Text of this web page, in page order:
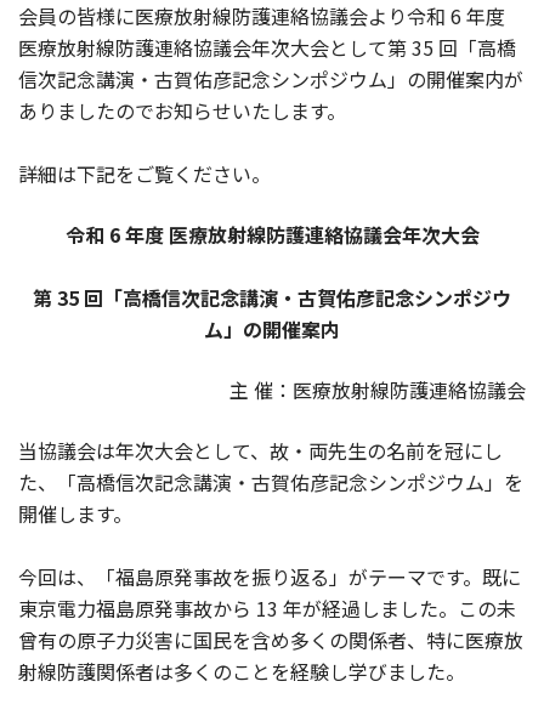
会員の皆様に医療放射線防護連絡協議会より令和 6 年度
医療放射線防護連絡協議会年次大会として第 35 回「高橋
信次記念講演・古賀佑彦記念シンポジウム」の開催案内が
ありましたのでお知らせいたします。
詳細は下記をご覧ください。
令和 6 年度 医療放射線防護連絡協議会年次大会
第 35 回「高橋信次記念講演・古賀佑彦記念シンポジウ
ム」の開催案内
主 催：医療放射線防護連絡協議会
当協議会は年次大会として、故・両先生の名前を冠にし
た、「高橋信次記念講演・古賀佑彦記念シンポジウム」を
開催します。
今回は、「福島原発事故を振り返る」がテーマです。既に
東京電力福島原発事故から 13 年が経過しました。この未
曾有の原子力災害に国民を含め多くの関係者、特に医療放
射線防護関係者は多くのことを経験し学びました。